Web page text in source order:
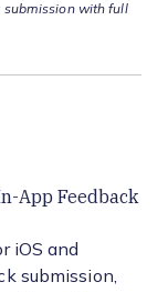
submission with full
App Feedback
iOS and
submission,